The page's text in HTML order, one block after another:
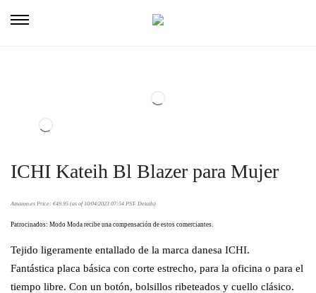
ICHI Kateih Bl Blazer para Mujer
Amazon.es Price: €49.95 (as of 10/04/2023 07:54 PST- Details)
Patrocinados: Modo Moda recibe una compensación de estos comerciantes.
Tejido ligeramente entallado de la marca danesa ICHI.
Fantástica placa básica con corte estrecho, para la oficina o para el
tiempo libre. Con un botón, bolsillos ribeteados y cuello clásico.